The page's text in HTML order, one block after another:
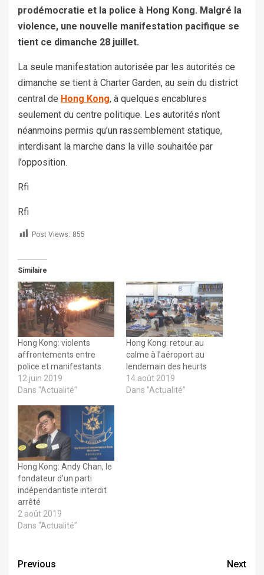
prodémocratie et la police à Hong Kong. Malgré la
violence, une nouvelle manifestation pacifique se
tient ce dimanche 28 juillet.
La seule manifestation autorisée par les autorités ce
dimanche se tient à Charter Garden, au sein du district
central de Hong Kong, à quelques encablures
seulement du centre politique. Les autorités n’ont
néanmoins permis qu’un rassemblement statique,
interdisant la marche dans la ville souhaitée par
l’opposition.
Rfi
Rfi
Post Views: 855
Similaire
Hong Kong: violents
affrontements entre
police et manifestants
12 juin 2019
Dans "Actualité"
Hong Kong: retour au
calme à l’aéroport au
lendemain des heurts
14 août 2019
Dans "Actualité"
Hong Kong: Andy Chan, le
fondateur d’un parti
indépendantiste interdit
arrêté
2 août 2019
Dans "Actualité"
Previous
Next